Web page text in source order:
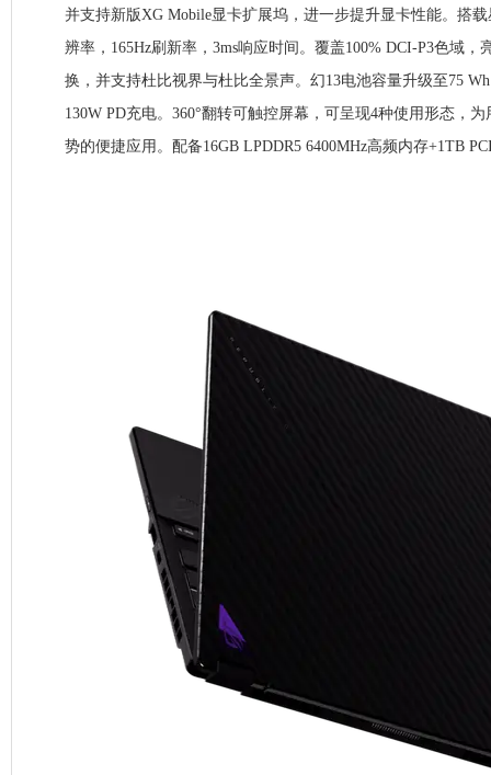
并支持新版XG Mobile显卡扩展坞，进一步提升显卡性能。搭载
辨率，165Hz刷新率，3ms响应时间。覆盖100% DCI-P3色域，
换，并支持杜比视界与杜比全景声。幻13电池容量升级至75
130W PD充电。360°翻转可触控屏幕，可呈现4种使用形态，
势的便捷应用。配备16GB LPDDR5 6400MHz高频内存+1TB